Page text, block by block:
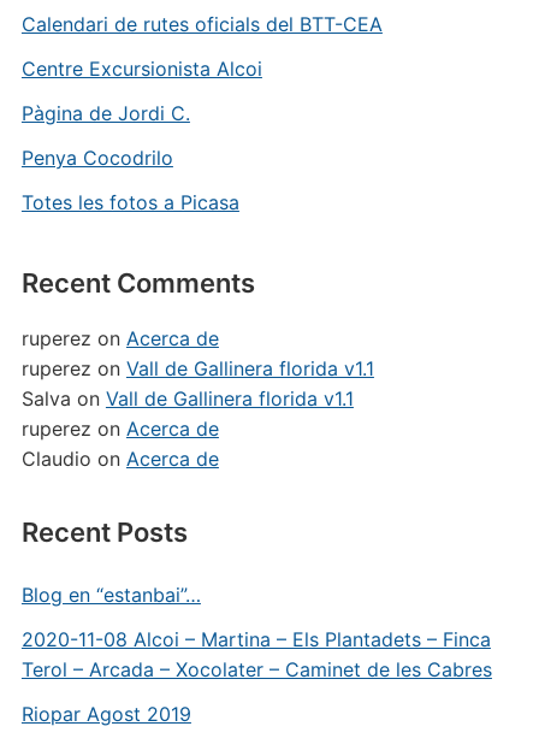
Calendari de rutes oficials del BTT-CEA
Centre Excursionista Alcoi
Pàgina de Jordi C.
Penya Cocodrilo
Totes les fotos a Picasa
Recent Comments
ruperez on Acerca de
ruperez on Vall de Gallinera florida v1.1
Salva on Vall de Gallinera florida v1.1
ruperez on Acerca de
Claudio on Acerca de
Recent Posts
Blog en “estanbai”…
2020-11-08 Alcoi – Martina – Els Plantadets – Finca
Terol – Arcada – Xocolater – Caminet de les Cabres
Riopar Agost 2019